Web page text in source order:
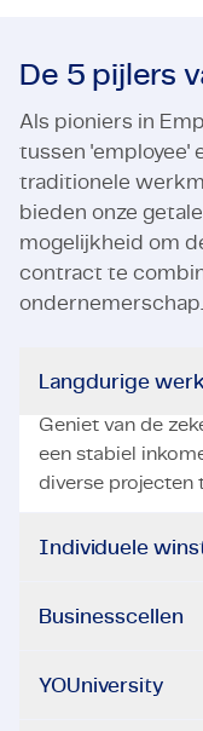
De 5 pijlers
Als pioniers in
tussen 'employee'
traditionele
bieden onze
mogelijkheid om
contract te
ondernemerschap.
Langdurige
Geniet van de
een stabiel
diverse projecten
Individuele
Businesscellen
YOUniversity